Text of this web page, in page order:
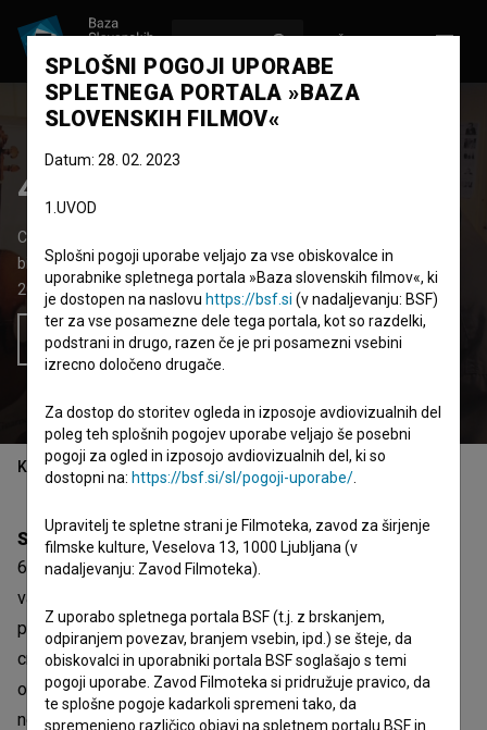
400 let iskanja
Celovečerni dokumentarni film
biografski
2014
Slovenija
Želim si ogledati ta film
Kazalo
Sinopsis
63 let ustvarjanja, raziskovanja frekvenčnih razponov,
valovanj, barv zvoka ni botrovalo, da bi Vilim Demšar,
predan slovenski goslar ustvaril violino s starim
cremonsko-italjanskim zvokom, ki ga je preganjal že od
otroštva. Tako se odloči, da z ustvarjanjem preneha. Ko
neobremenjeno zapušča svoj atelje, pa odkrije pomembno
SPLOŠNI POGOJI UPORABE
SPLETNEGA PORTALA »BAZA
SLOVENSKIH FILMOV«
Datum: 28. 02. 2023
1.UVOD
Splošni pogoji uporabe veljajo za vse obiskovalce in
uporabnike spletnega portala »Baza slovenskih filmov«, ki
je dostopen na naslovu https://bsf.si (v nadaljevanju: BSF)
ter za vse posamezne dele tega portala, kot so razdelki,
podstrani in drugo, razen če je pri posamezni vsebini
izrecno določeno drugače.
Za dostop do storitev ogleda in izposoje avdiovizualnih del
poleg teh splošnih pogojev uporabe veljajo še posebni
pogoji za ogled in izposojo avdiovizualnih del, ki so
dostopni na: https://bsf.si/sl/pogoji-uporabe/
Upravitelj te spletne strani je Filmoteka, zavod za širjenje
filmske kulture, Veselova 13, 1000 Ljubljana (v
nadaljevanju: Zavod Filmoteka).
Z uporabo spletnega portala BSF (t.j. z brskanjem,
odpiranjem povezav, branjem vsebin, ipd.) se šteje, da
obiskovalci in uporabniki portala BSF soglašajo s temi
pogoji uporabe. Zavod Filmoteka si pridružuje pravico, da
te splošne pogoje kadarkoli spremeni tako, da
spremenjeno različico objavi na spletnem portalu BSF in